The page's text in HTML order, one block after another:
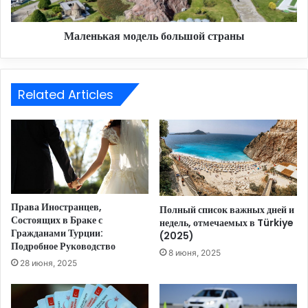
Маленькая модель большой страны
Related Articles
Права Иностранцев,
Состоящих в Браке с
Гражданами Турции:
Подробное Руководство
28 июня, 2025
Полный список важных дней и
недель, отмечаемых в Türkiye
(2025)
8 июня, 2025